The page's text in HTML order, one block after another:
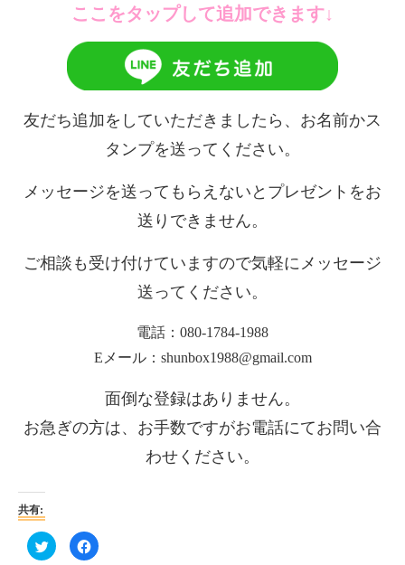
ここをタップして追加できます↓
友だち追加をしていただきましたら、お名前かス
タンプを送ってください。
メッセージを送ってもらえないとプレゼントをお
送りできません。
ご相談も受け付けていますので気軽にメッセージ
送ってください。
電話：080-1784-1988
Eメール：shunbox1988@gmail.com
面倒な登録はありません。
お急ぎの方は、
お手数ですがお電話にてお問い合
わせください。
共有:
ク
リ
Facebook
で